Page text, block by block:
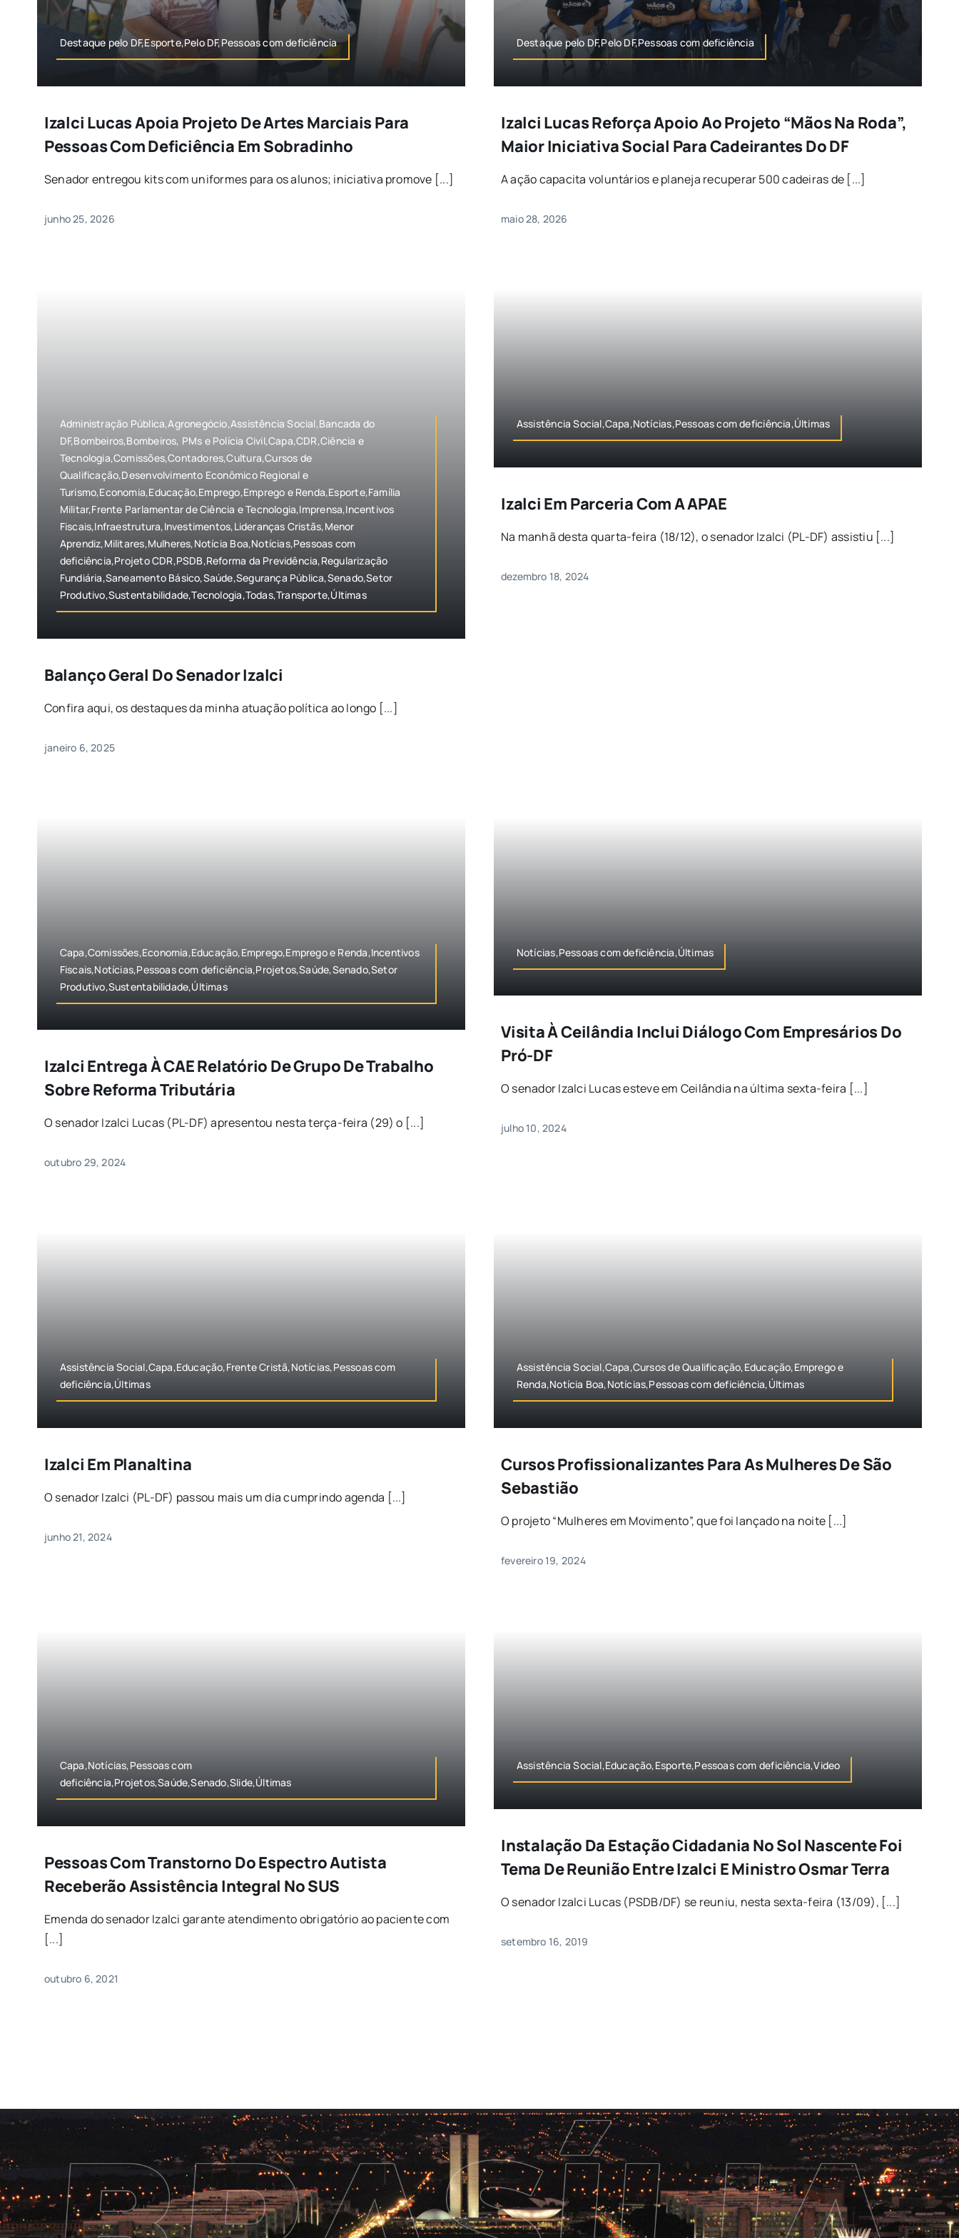
Destaque pelo DF,Esporte,Pelo DF,Pessoas com deficiência
Izalci Lucas Apoia Projeto De Artes Marciais Para
Pessoas Com Deficiência Em Sobradinho
Senador entregou kits com uniformes para os alunos; iniciativa promove [...]
junho 25, 2026
Destaque pelo DF,Pelo DF,Pessoas com deficiência
Izalci Lucas Reforça Apoio Ao Projeto “Mãos Na Roda”,
Maior Iniciativa Social Para Cadeirantes Do DF
A ação capacita voluntários e planeja recuperar 500 cadeiras de [...]
maio 28, 2026
Administração Pública,Agronegócio,Assistência Social,Bancada do
DF,Bombeiros,Bombeiros, PMs e Polícia Civil,Capa,CDR,Ciência e
Tecnologia,Comissões,Contadores,Cultura,Cursos de
Qualificação,Desenvolvimento Econômico Regional e
Turismo,Economia,Educação,Emprego,Emprego e Renda,Esporte,Família
Militar,Frente Parlamentar de Ciência e Tecnologia,Imprensa,Incentivos
Fiscais,Infraestrutura,Investimentos,Lideranças Cristãs,Menor
Aprendiz,Militares,Mulheres,Notícia Boa,Notícias,Pessoas com
deficiência,Projeto CDR,PSDB,Reforma da Previdência,Regularização
Fundiária,Saneamento Básico,Saúde,Segurança Pública,Senado,Setor
Produtivo,Sustentabilidade,Tecnologia,Todas,Transporte,Últimas
Balanço Geral Do Senador Izalci
Confira aqui, os destaques da minha atuação política ao longo [...]
janeiro 6, 2025
Assistência Social,Capa,Notícias,Pessoas com deficiência,Últimas
Izalci Em Parceria Com A APAE
Na manhã desta quarta-feira (18/12), o senador Izalci (PL-DF) assistiu [...]
dezembro 18, 2024
Capa,Comissões,Economia,Educação,Emprego,Emprego e Renda,Incentivos
Fiscais,Notícias,Pessoas com deficiência,Projetos,Saúde,Senado,Setor
Produtivo,Sustentabilidade,Últimas
Izalci Entrega À CAE Relatório De Grupo De Trabalho
Sobre Reforma Tributária
O senador Izalci Lucas (PL-DF) apresentou nesta terça-feira (29) o [...]
outubro 29, 2024
Notícias,Pessoas com deficiência,Últimas
Visita À Ceilândia Inclui Diálogo Com Empresários Do
Pró-DF
O senador Izalci Lucas esteve em Ceilândia na última sexta-feira [...]
julho 10, 2024
Assistência Social,Capa,Educação,Frente Cristã,Notícias,Pessoas com
deficiência,Últimas
Izalci Em Planaltina
O senador Izalci (PL-DF) passou mais um dia cumprindo agenda [...]
junho 21, 2024
Assistência Social,Capa,Cursos de Qualificação,Educação,Emprego e
Renda,Notícia Boa,Notícias,Pessoas com deficiência,Últimas
Cursos Profissionalizantes Para As Mulheres De São
Sebastião
O projeto “Mulheres em Movimento”, que foi lançado na noite [...]
fevereiro 19, 2024
Capa,Notícias,Pessoas com
deficiência,Projetos,Saúde,Senado,Slide,Últimas
Pessoas Com Transtorno Do Espectro Autista
Receberão Assistência Integral No SUS
Emenda do senador Izalci garante atendimento obrigatório ao paciente com
[...]
outubro 6, 2021
Assistência Social,Educação,Esporte,Pessoas com deficiência,Video
Instalação Da Estação Cidadania No Sol Nascente Foi
Tema De Reunião Entre Izalci E Ministro Osmar Terra
O senador Izalci Lucas (PSDB/DF) se reuniu, nesta sexta-feira (13/09), [...]
setembro 16, 2019